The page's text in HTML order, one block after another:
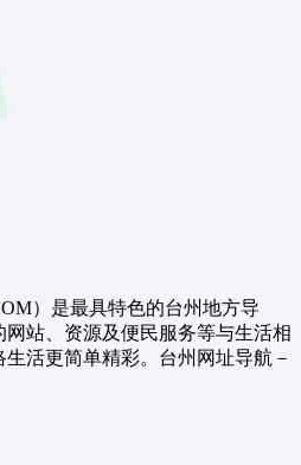
）是最具特色的台州地方导
站、资源及便民服务等与生活相
活更简单精彩。台州网址导航－